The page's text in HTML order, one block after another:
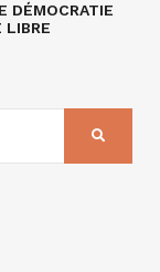
DÉMOCRATIE
LIBRE